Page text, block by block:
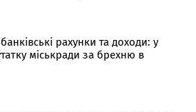
рахунки та доходи: у
міськради за брехню в